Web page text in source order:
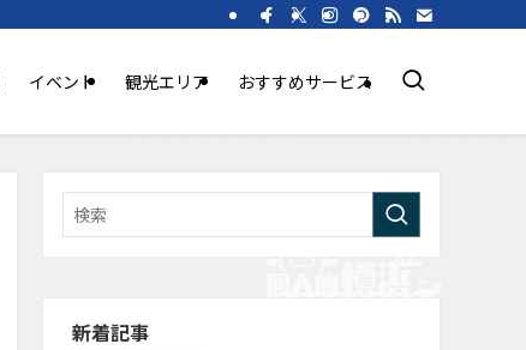
イベント 観光エリア おすすめサービス
新着記事